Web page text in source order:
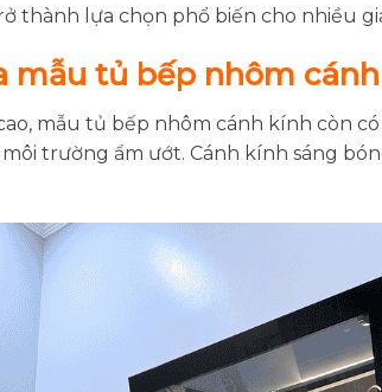
thành lựa chọn phổ biến cho nhiều
mẫu tủ bếp nhôm
mẫu tủ bếp nhôm cánh kính còn
trường ẩm ướt. Cánh kính sáng